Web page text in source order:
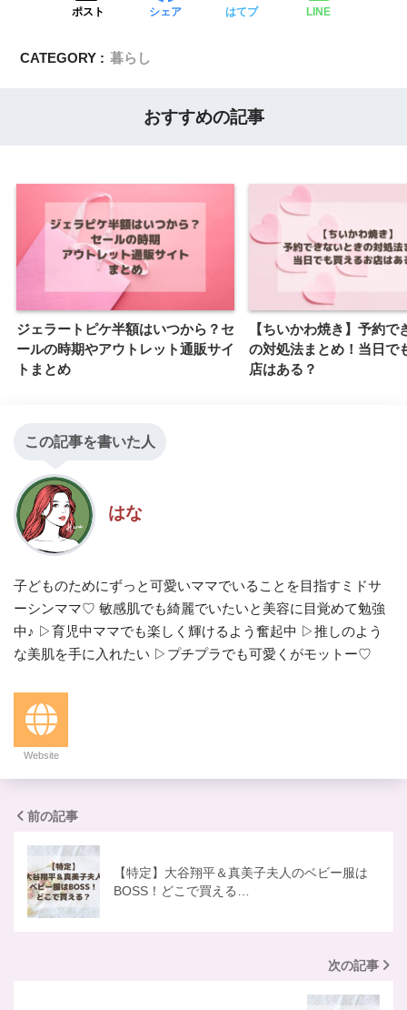
ポスト シェア はてブ LINE
CATEGORY : 暮らし
おすすめの記事
ジェラートピケ半額はいつから？セ
ールの時期やアウトレット通販サイ
トまとめ
【ちいかわ焼き】予約で
の対処法まとめ！当日で
店はある？
この記事を書いた人
はな
子どものためにずっと可愛いママでいることを目指すミドサ
ーシンママ♡ 敏感肌でも綺麗でいたいと美容に目覚めて勉強
中♪ ▷育児中ママでも楽しく輝けるよう奮起中 ▷推しのよう
な美肌を手に入れたい ▷プチプラでも可愛くがモットー♡
Website
前の記事
【特定】大谷翔平＆真美子夫人のベビー服は
BOSS！どこで買える…
次の記事